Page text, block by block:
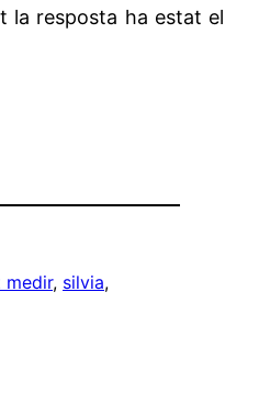
la resposta ha estat el
medir, silvia